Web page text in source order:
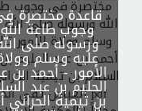
قاعدة مختصرة
وجوب طاعة الله
ورسوله صلى
عليه وسلم
الأمور - أحمد بن
الحليم بن عبد
بن تيمية الحراني